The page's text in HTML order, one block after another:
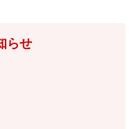
らせ